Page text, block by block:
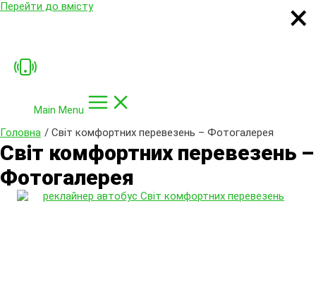
Перейти до вмісту
Main Menu
Головна
Світ комфортних перевезень – Фотогалерея
Світ комфортних перевезень –
Фотогалерея
×
×
×
×